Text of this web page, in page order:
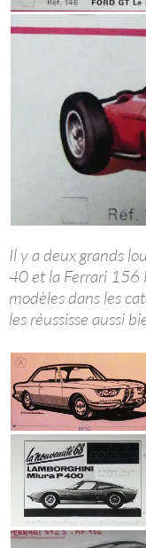
Il y a deux grands
40 et la Ferrari 156
modèles dans les
les réussisse aussi